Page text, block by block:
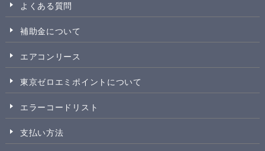
よくある質問
補助金について
エアコンリース
東京ゼロエミポイントについて
エラーコードリスト
支払い方法